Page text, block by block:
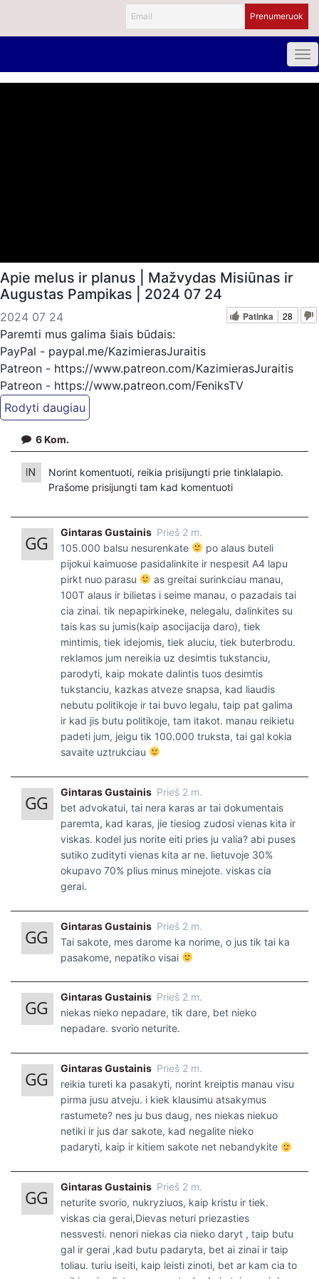
Apie melus ir planus | Mažvydas Misiūnas ir
Augustas Pampikas | 2024 07 24
2024 07 24 Patinka 28
Paremti mus galima šiais būdais:
PayPal - paypal.me/KazimierasJuraitis
Patreon - https://www.patreon.com/KazimierasJuraitis
Patreon - https://www.patreon.com/FeniksTV
Bankiniu pavedimu - Gavėjas - Kazimieras Juraitis,
Bankas MONESE, SWIFT (BIC) kodas PESOBEB1
6Kom.
Norint komentuoti, reikia prisijungti prie tinklalapio.
Prašome prisijungti tam kad komentuoti
Gintaras Gustainis Prieš 2 m.
105.000 balsu nesurenkate
po alaus buteli
pijokui kaimuose pasidalinkite ir nespesit A4 lapu
pirkt nuo parasu
as greitai surinkciau manau,
100T alaus ir bilietas i seime manau, o pazadais tai
cia zinai. tik nepapirkineke, nelegalu, dalinkites su
tais kas su jumis(kaip asocijacija daro), tiek
mintimis, tiek idejomis, tiek aluciu, tiek buterbrodu.
reklamos jum nereikia uz desimtis tukstanciu,
parodyti, kaip mokate dalintis tuos desimtis
tukstanciu, kazkas atveze snapsa, kad liaudis
nebutu politikoje ir tai buvo legalu, taip pat galima
ir kad jis butu politikoje, tam itakot. manau reikietu
padeti jum, jeigu tik 100.000 truksta, tai gal kokia
savaite uztrukciau
Gintaras Gustainis Prieš 2 m.
bet advokatui, tai nera karas ar tai dokumentais
paremta, kad karas, jie tiesiog zudosi vienas kita ir
viskas. kodel jus norite eiti pries ju valia? abi puses
sutiko zudityti vienas kita ar ne. lietuvoje 30%
okupavo 70% plius minus minejote. viskas cia
gerai.
Gintaras Gustainis Prieš 2 m.
Tai sakote, mes darome ka norime, o jus tik tai ka
pasakome, nepatiko visai
Gintaras Gustainis Prieš 2 m.
niekas nieko nepadare, tik dare, bet nieko
nepadare. svorio neturite.
Gintaras Gustainis Prieš 2 m.
reikia tureti ka pasakyti, norint kreiptis manau visu
pirma jusu atveju. i kiek klausimu atsakymus
rastumete? nes ju bus daug, nes niekas niekuo
netiki ir jus dar sakote, kad negalite nieko
padaryti, kaip ir kitiem sakote net nebandykite
Gintaras Gustainis Prieš 2 m.
neturite svorio, nukryziuos, kaip kristu ir tiek.
viskas cia gerai,Dievas neturi priezasties
nessvesti. nenori niekas cia nieko daryt , taip butu
gal ir gerai ,kad butu padaryta, bet ai zinai ir taip
toliau. turiu iseiti, kaip leisti zinoti, bet ar kam cia to